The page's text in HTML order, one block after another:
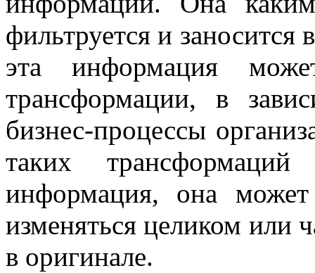
фильтруется и
эта информация
трансформации, в
бизнес-процессы
таких
информация, она может
изменяться целиком или
в оригинале.